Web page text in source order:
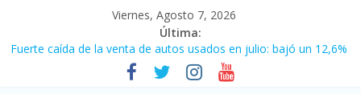
Viernes, Agosto 7, 2026
Última:
Fuerte caída de la venta de autos usados en julio: bajó un 12,6%
Central venció 1 a 0 al River de Coudet en el Monumental